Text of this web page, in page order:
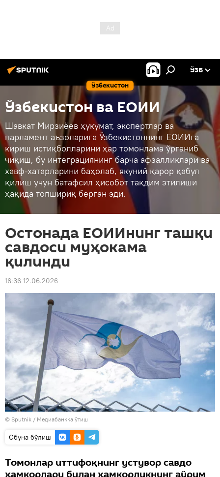
Ўзбекистон
ЎЗБ
Ўзбекистон ва ЕОИИ
Шавкат Мирзиёев ҳукумат, экспертлар ва
парламент аъзоларига Ўзбекистоннинг ЕОИИга
кириш истиқболларини ҳар томонлама ўрганиб
чиқиш, бу интеграциянинг барча афзалликлари ва
хавф-хатарларини баҳолаб, якуний қарор қабул
қилиш учун батафсил ҳисобот тақдим этилиши
ҳақида топшириқ берган эди.
Остонада ЕОИИнинг ташқи
савдоси муҳокама
қилинди
16:36 12.06.2026
© Sputnik / Медиабанкка ўтиш
Oбуна бўлиш
Томонлар иттифоқнинг устувор савдо